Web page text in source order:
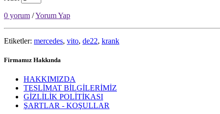
0 yorum /Yorum Yap
Etiketler: mercedes, vito, de22, krank
Firmamız Hakkında
HAKKIMIZDA
TESLİMAT BİLGİLERİMİZ
GİZLİLİK POLİTİKASI
ŞARTLAR - KOŞULLAR